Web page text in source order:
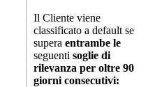
Il Cliente viene
classificato a default se
supera entrambe le
seguenti soglie di
rilevanza per oltre 90
giorni consecutivi: